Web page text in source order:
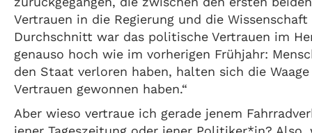
Vertrauen in die Regierung und die
Durchschnitt war das politische Vertrauen im
genauso hoch wie im vorherigen Frühjahr:
den Staat verloren haben, halten sich die
Vertrauen gewonnen haben.“
Aber wieso vertraue ich gerade jenem